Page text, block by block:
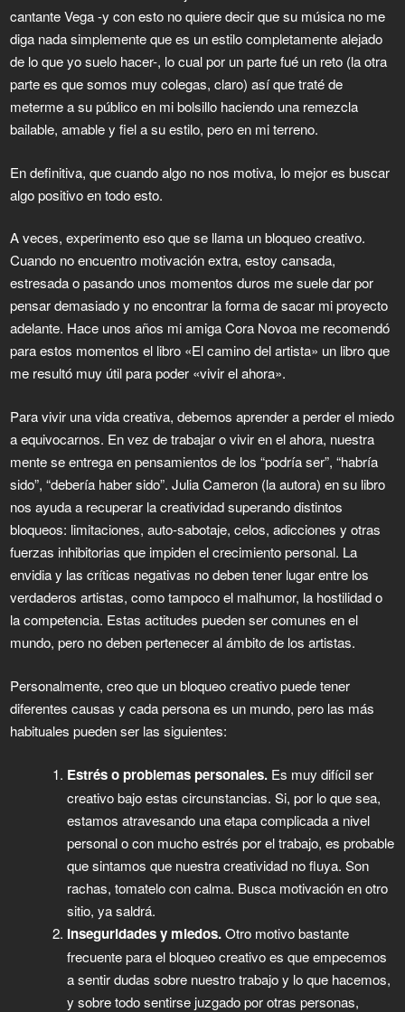
cantante Vega -y con esto no quiere decir que su música no me
diga nada simplemente que es un estilo completamente alejado
de lo que yo suelo hacer-, lo cual por un parte fué un reto (la otra
parte es que somos muy colegas, claro) así que traté de
meterme a su público en mi bolsillo haciendo una remezcla
bailable, amable y fiel a su estilo, pero en mi terreno.
En definitiva, que cuando algo no nos motiva, lo mejor es buscar
algo positivo en todo esto.
A veces, experimento eso que se llama un bloqueo creativo.
Cuando no encuentro motivación extra, estoy cansada,
estresada o pasando unos momentos duros me suele dar por
pensar demasiado y no encontrar la forma de sacar mi proyecto
adelante. Hace unos años mi amiga Cora Novoa me recomendó
para estos momentos el libro «El camino del artista» un libro que
me resultó muy útil para poder «vivir el ahora».
Para vivir una vida creativa, debemos aprender a perder el miedo
a equivocarnos. En vez de trabajar o vivir en el ahora, nuestra
mente se entrega en pensamientos de los “podría ser”, “habría
sido”, “debería haber sido”. Julia Cameron (la autora) en su libro
nos ayuda a recuperar la creatividad superando distintos
bloqueos: limitaciones, auto-sabotaje, celos, adicciones y otras
fuerzas inhibitorias que impiden el crecimiento personal. La
envidia y las críticas negativas no deben tener lugar entre los
verdaderos artistas, como tampoco el malhumor, la hostilidad o
la competencia. Estas actitudes pueden ser comunes en el
mundo, pero no deben pertenecer al ámbito de los artistas.
Personalmente, creo que un bloqueo creativo puede tener
diferentes causas y cada persona es un mundo, pero las más
habituales pueden ser las siguientes:
Estrés o problemas personales. Es muy difícil ser
creativo bajo estas circunstancias. Si, por lo que sea,
estamos atravesando una etapa complicada a nivel
personal o con mucho estrés por el trabajo, es probable
que sintamos que nuestra creatividad no fluya. Son
rachas, tomatelo con calma. Busca motivación en otro
sitio, ya saldrá.
Inseguridades y miedos.Otro motivo bastante
frecuente para el bloqueo creativo es que empecemos
a sentir dudas sobre nuestro trabajo y lo que hacemos,
y sobre todo sentirse juzgado por otras personas,